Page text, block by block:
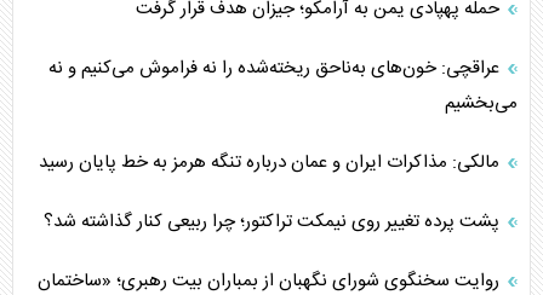
حمله پهپادی یمن به آرامکو؛ جیزان هدف قرار گرفت
عراقچی: خون‌های به‌ناحق ریخته‌شده را نه فراموش می‌کنیم و نه
می‌بخشیم
مالکی: مذاکرات ایران و عمان درباره تنگه هرمز به خط پایان رسید
پشت پرده تغییر روی نیمکت تراکتور؛ چرا ربیعی کنار گذاشته شد؟
روایت سخنگوی شورای نگهبان از بمباران بیت رهبری؛ «ساختمان